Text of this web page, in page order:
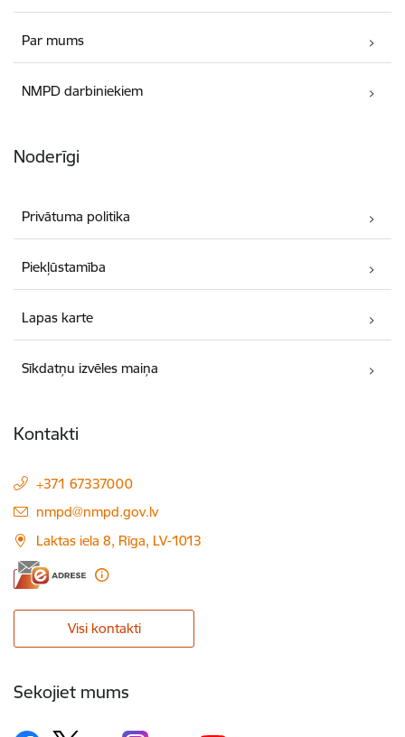
Par mums
NMPD darbiniekiem
Noderīgi
Privātuma politika
Piekļūstamība
Lapas karte
Sīkdatņu izvēles maiņa
Kontakti
+371 67337000
E-pasts:
nmpd@nmpd.gov.lv
Laktas iela 8, Rīga, LV-1013
Visi kontakti
Sekojiet mums